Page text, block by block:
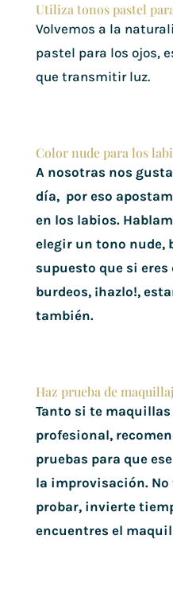
Utiliza tonos pastel
Volvemos a la
pastel para los ojos,
que transmitir luz.
Color nude para los
A nosotras nos
día, por eso
en los labios.
elegir un tono nude,
supuesto que si
burdeos, ¡hazlo!,
también.
Haz prueba de
Tanto si te
profesional,
pruebas para que
la improvisación. No
probar, invierte
encuentres el